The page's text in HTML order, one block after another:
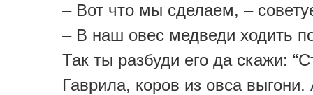
– Вот что мы сделаем, –
– В наш овес медведи ходить
Так ты разбуди его да скажи:
Гаврила, коров из овса выгони.